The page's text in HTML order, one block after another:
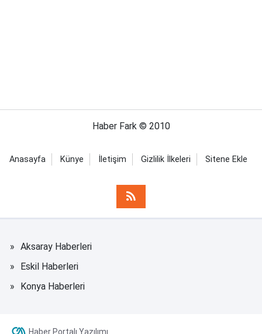
Haber Fark © 2010
Anasayfa Künye İletişim Gizlilik İlkeleri Sitene Ekle
Aksaray Haberleri
Eskil Haberleri
Konya Haberleri
Haber Portalı Yazılımı